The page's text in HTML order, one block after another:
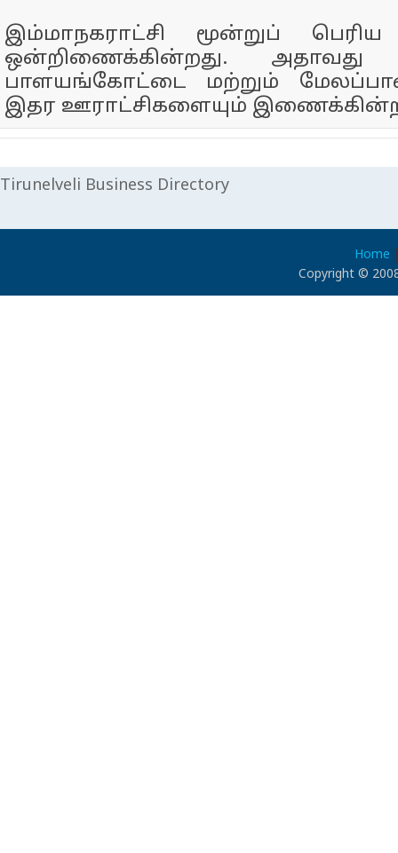
இம்மாநகராட்சி மூன்றுப் பெரிய
ஒன்றிணைக்கின்றது. அதாவது
பாளயங்கோட்டை மற்றும்
இதர ஊராட்சிகளையும்
Tirunelveli Business Directory
Home
Copyright ©